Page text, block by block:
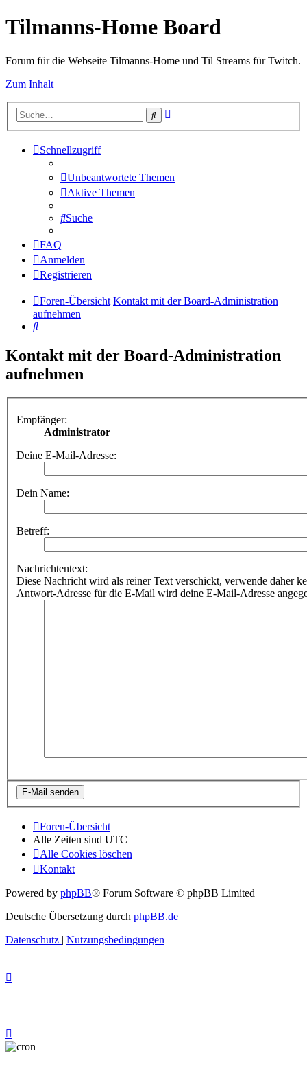
Tilmanns-Home Board
Forum für die Webseite Tilmanns-Home und Til Streams für Twitch.
Zum Inhalt
Suche
Schnellzugriff
Unbeantwortete Themen
Aktive Themen
Suche
FAQ
Anmelden
Registrieren
Foren-Übersicht Kontakt mit der Board-Administration
aufnehmen
Suche
Kontakt mit der Board-Administration
aufnehmen
Empfänger:
Administrator
Deine E-Mail-Adresse:
Dein Name:
Betreff:
Nachrichtentext:
Diese Nachricht wird als reiner Text verschickt, verwende daher
Antwort-Adresse für die E-Mail wird deine E-Mail-Adresse
Foren-Übersicht
Alle Zeiten sind UTC
Alle Cookies löschen
Kontakt
Powered by phpBB® Forum Software © phpBB Limited
Deutsche Übersetzung durch phpBB.de
Datenschutz
Nutzungsbedingungen